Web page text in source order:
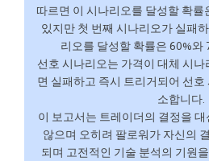
따르면 이 시나리오를 달성할 확률
있지만 첫 번째 시나리오가 실패
리오를 달성할 확률은 60%와
선호 시나리오는 가격이 대체 시
면 실패하고 즉시 트리거되어 선
소합니다.
이 보고서는 트레이더의 결정을
않으며 오히려 팔로워가 자신의
되며 고전적인 기술 분석의 기원